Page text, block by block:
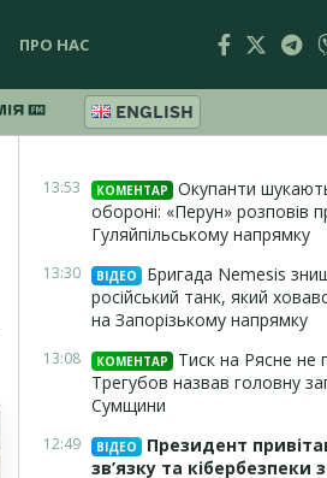
ПРО НАС
ENGLISH
13:53 КОМЕНТАР
Окупанти
обороні: «Перун» розповів
Гуляйпільському напрямку
13:30 ВІДЕО
Бригада Nemesis
російський танк, який
на Запорізькому напрямку
13:08 КОМЕНТАР
Тиск на Рясне не
Трегубов назвав головну
Сумщини
12:49 ВІДЕО
Президент
зв’язку та кібербезпеки з